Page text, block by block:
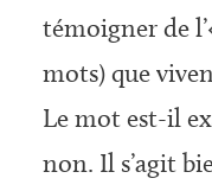
témoigner de
mots) que
Le mot est-il
non. Il s’agit